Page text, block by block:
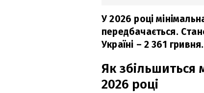
У 2026 році
передбачається.
Україні – 2 361 гривня.
Як збільшиться
2026 році